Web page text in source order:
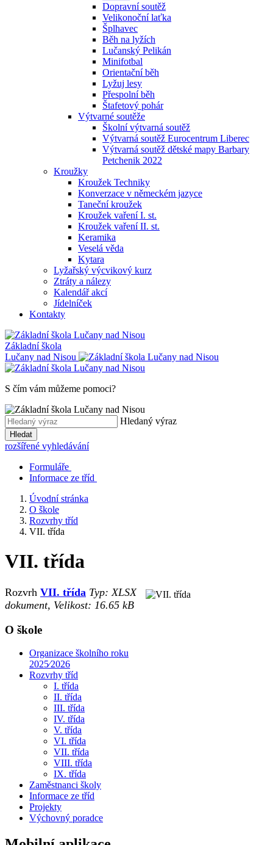
Dopravní soutěž
Velikonoční laťka
Šplhavec
Běh na lyžích
Lučanský Pelikán
Minifotbal
Orientační běh
Lyžuj lesy
Přespolní běh
Štafetový pohár
Výtvarné soutěže
Školní výtvarná soutěž
Výtvarná soutěž Eurocentrum Liberec
Výtvarná soutěž dětské mapy Barbary
Petchenik 2022
Kroužky
Kroužek Techniky
Konverzace v německém jazyce
Taneční kroužek
Kroužek vaření I. st.
Kroužek vaření II. st.
Keramika
Veselá věda
Kytara
Lyžařský výcvikový kurz
Ztráty a nálezy
Kalendář akcí
Jídelníček
Kontakty
Základní škola
Lučany nad Nisou
S čím vám můžeme pomoci?
Hledaný výraz
Hledat
rozšířené vyhledávání
Formuláře
Informace ze tříd
Úvodní stránka
O škole
Rozvrhy tříd
VII. třída
VII. třída
Rozvrh VII. třída Typ: XLSX
dokument, Velikost: 16.65 kB
O škole
Organizace školního roku
2025⁄2026
Rozvrhy tříd
I. třída
II. třída
III. třída
IV. třída
V. třída
VI. třída
VII. třída
VIII. třída
IX. třída
Zaměstnanci školy
Informace ze tříd
Projekty
Výchovný poradce